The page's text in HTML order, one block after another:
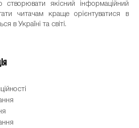
якісний інформаційний
читачам краще орієнтуватися в
в Україні та світі.